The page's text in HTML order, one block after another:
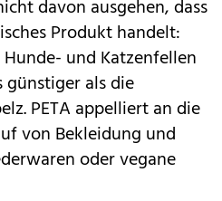
davon ausgehen, dass
Produkt handelt:
und Katzenfellen
günstiger als die
PETA appelliert an die
von Bekleidung und
oder vegane